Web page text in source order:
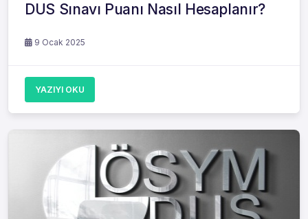
DUS Sınavı Puanı Nasıl Hesaplanır?
9 Ocak 2025
YAZIYI OKU